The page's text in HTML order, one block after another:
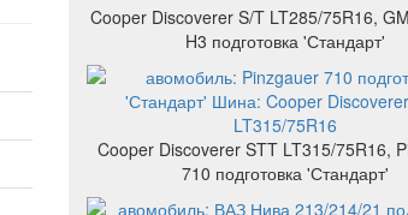
Cooper Discoverer S/T LT285/75R16,
H3 подготовка 'Стандарт'
Cooper Discoverer STT LT315/75R16,
710 подготовка 'Стандарт'